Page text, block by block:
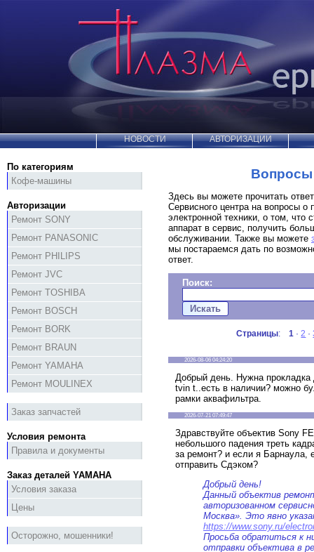
НОВОСТИ АВТОРИЗАЦИИ
По категориям
Кофе-машины
Авторизации
Ремонт SONY
Ремонт PANASONIC
Ремонт PHILIPS
Ремонт JVC
Ремонт TOSHIBA
Ремонт BOSCH
Ремонт BORK
Ремонт BRAUN
Ремонт YAMAHA
Ремонт MOULINEX
Заказ запчастей
Условия ремонта
Правила и документы
Заказ деталей YAMAHA
Условия заказа
Цены
Осторожно, мошенники!
Вопросы
Здесь вы можете прочитать
Сервисного центра на вопросы о
электронной техники, о том, что
аппарат в сервис, получить
обслуживании. Также вы можете
мы постараемся дать по
ответ.
Поиск:
Страницы:1 ·2 ·
2026-08-06 04:24:20
Добрый день. Нужна
tvin t..есть в наличии? можно
рамки аквафильтра.
2026-07-21 07:49:47
Здравствуйте объектив Sony
небольшого падения треть
за ремонт? и если я Барнаула,
отправить Сдэком?
Добрый день!
Данный объектив
авторизованном
Москва». Это явно
https://www.sony.ru/
Просьба обратиться к
отправки объектива в